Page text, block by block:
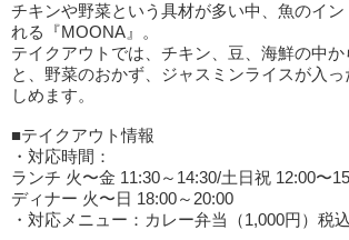
チキンや野菜という具材が多い中、魚のイン
れる『MOONA』。
テイクアウトでは、チキン、豆、海鮮の中
と、野菜のおかず、ジャスミンライスが入
しめます。
■テイクアウト情報
・対応時間：
ランチ 火〜金 11:30～14:30/土日祝 12:00〜
ディナー 火〜日 18:00～20:00
・対応メニュー：カレー弁当（1,000円）税込